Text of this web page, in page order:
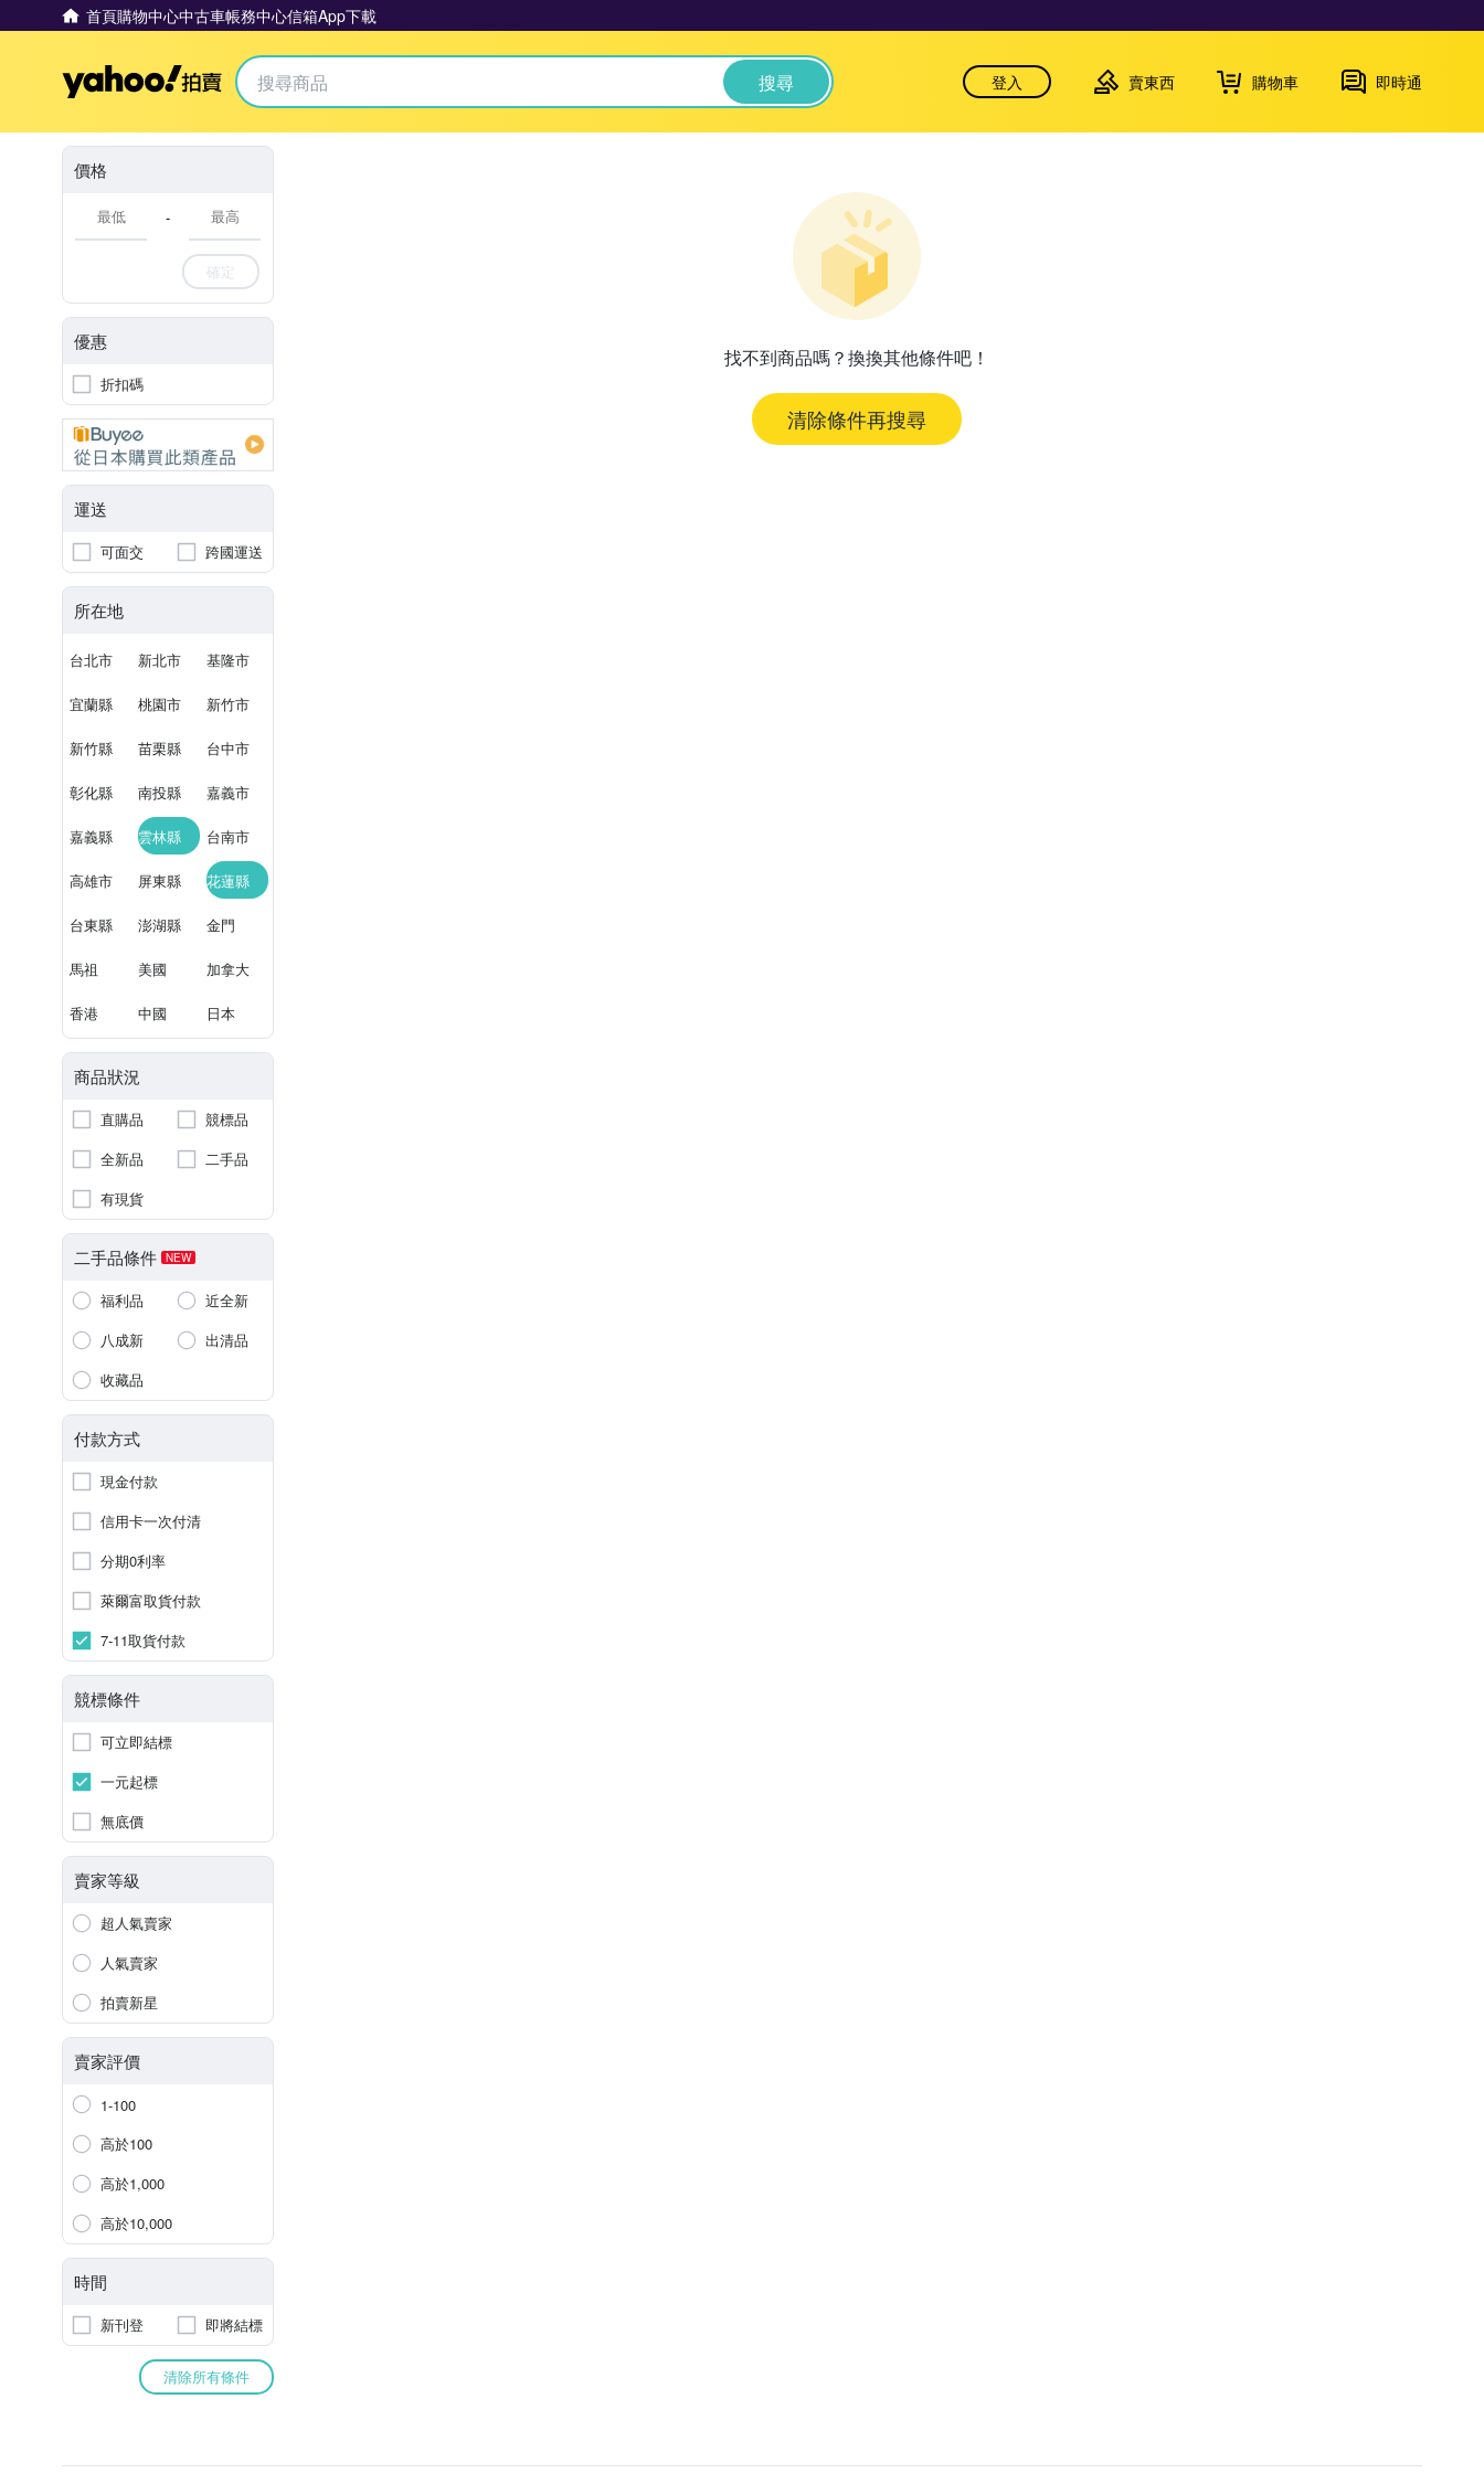
首頁購物中心中古車帳務中心信箱App下載
Yahoo拍賣 搜尋 登入 賣東西 購物車 即時通
價格
-
確定
優惠
折扣碼
運送
可面交 跨國運送
所在地
台北市 新北市 基隆市
宜蘭縣 桃園市 新竹市
新竹縣 苗栗縣 台中市
彰化縣 南投縣 嘉義市
嘉義縣 雲林縣 台南市
高雄市 屏東縣 花蓮縣
台東縣 澎湖縣 金門
馬祖 美國 加拿大
香港 中國 日本
商品狀況
直購品
競標品
全新品
二手品
有現貨
二手品條件 NEW
福利品
近全新
八成新
出清品
收藏品
付款方式
現金付款
信用卡一次付清
分期0利率
萊爾富取貨付款
7-11取貨付款
競標條件
可立即結標
一元起標
無底價
賣家等級
超人氣賣家
人氣賣家
拍賣新星
賣家評價
1-100
高於100
高於1,000
高於10,000
時間
新刊登 即將結標
清除所有條件
找不到商品嗎？換換其他條件吧！
清除條件再搜尋